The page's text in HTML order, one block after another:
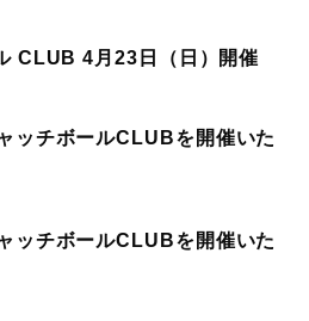
CLUB 4月23日（日）開催
ッチボールCLUBを開催いた
ッチボールCLUBを開催いた